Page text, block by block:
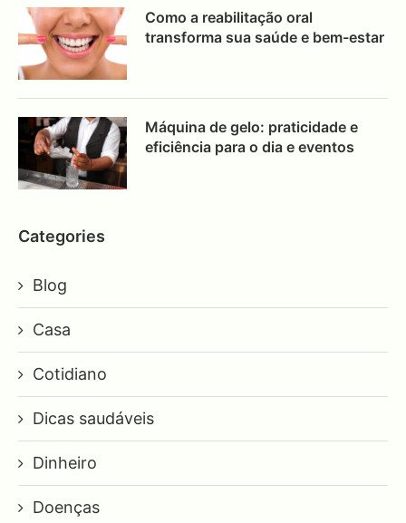
Como a reabilitação oral
transforma sua saúde e bem-estar
Máquina de gelo: praticidade e
eficiência para o dia e eventos
Categories
Blog
Casa
Cotidiano
Dicas saudáveis
Dinheiro
Doenças